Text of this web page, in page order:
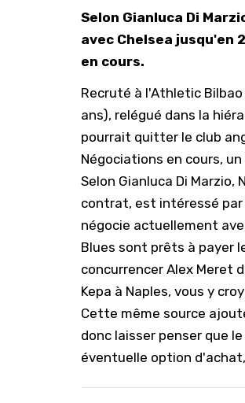
Selon Gianluca Di
avec Chelsea jusqu'en
en cours.
Recruté à l'Athletic
ans), relégué dans la
pourrait quitter le club
Négociations en cours,
Selon Gianluca Di Marzio,
contrat, est intéressé par
négocie actuellement
Blues sont prêts à payer
concurrencer Alex Meret
Kepa à Naples, vous y
Cette même source
donc laisser penser que
éventuelle option